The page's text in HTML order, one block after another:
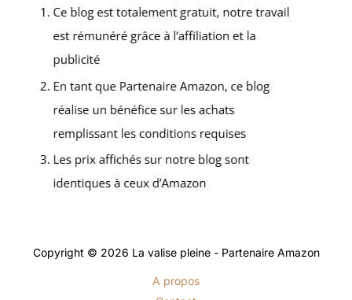
Copyright © 2026 La valise pleine - Partenaire Amazon
A propos